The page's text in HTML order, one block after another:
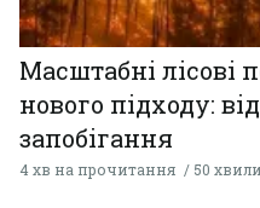
Масштабні лісові
нового підходу:
запобігання
4 хв на прочитання 50